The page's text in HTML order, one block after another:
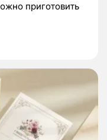
приготовить